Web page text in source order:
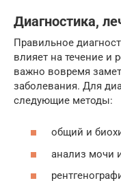
Диагностика,
Правильное
влияет на течение и
важно вовремя
заболевания. Для
следующие методы:
общий и
анализ мочи